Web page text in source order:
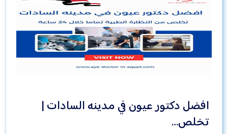
افضل دكتور عيون في مدينه السادات |
تخلص…